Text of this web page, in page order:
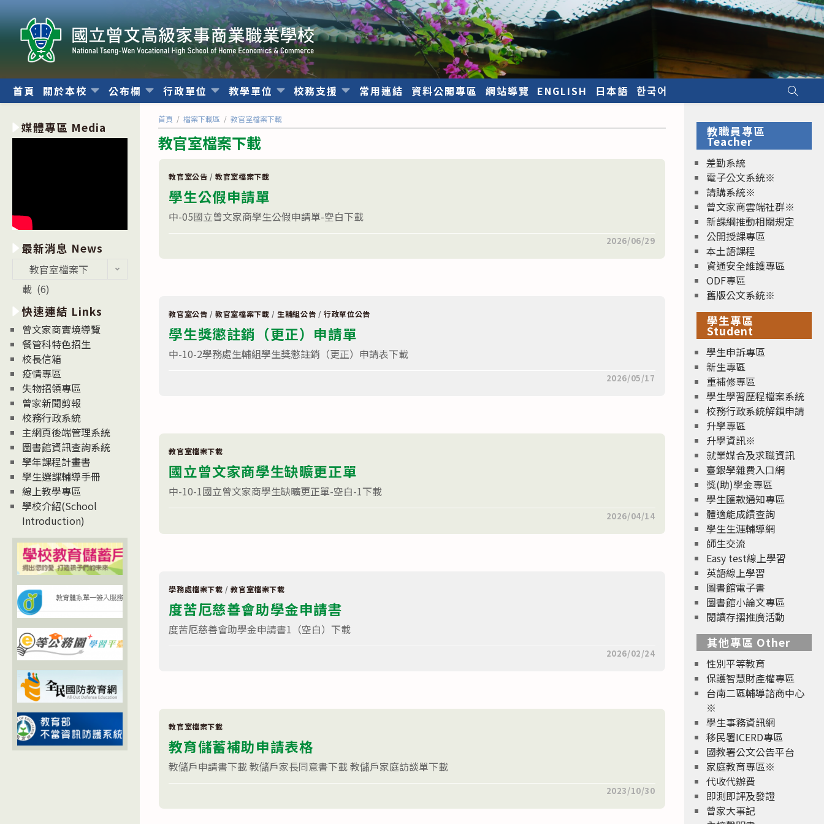
轉
內
首頁 關於本校 公布欄 行政單位 教學單位 校務支援 常用連結 資料公開專區 網站導覽 ENGLISH 日本語 한국어
教官室檔案下載
首頁 / 檔案下載區 / 教官室檔案下載
教官室公告 /教官室檔案下載
學生公假申請單
中-05國立曾文家商學生公假申請單-空白下載
生
中
2026/06/29
教官室公告 /教官室檔案下載 /生輔組公告 /行政單位公告
學生獎懲註銷（更正）申請單
中-10-2學務處生輔組學生獎懲註銷（更正）申請表下載
銷
正）
請
單〉
中
2026/05/17
教官室檔案下載
國立曾文家商學生缺曠更正單
中-10-1國立曾文家商學生缺曠更正單-空白-1下載
立
生
曠
更
正
單〉
2026/04/14
學務處檔案下載 /教官室檔案下載
度苦厄慈善會助學金申請書
度苦厄慈善會助學金申請書1（空白）下載
會
學
申
請
書〉
中
2026/02/24
教官室檔案下載
教育儲蓄補助申請表格
教儲戶申請書下載 教儲戶家長同意書下載 教儲戶家庭訪談單下載
育
2023/10/30
媒體專區 Media
最新消息 News
息
News
教官室檔案下
載 (6)
快速連結 Links
曾文家商實境導覽
餐管科特色招生
校長信箱
疫情專區
失物招領專區
曾家新聞剪報
校務行政系統
主網頁後端管理系統
圖書館資訊查詢系統
學年課程計畫書
學生選課輔導手冊
線上教學專區
學校介紹(School
Introduction)
教職員專區
Teacher
差勤系統
電子公文系統※
請購系統※
曾文家商雲端社群※
新課綱推動相關規定
公開授課專區
本土語課程
資通安全維護專區
ODF專區
舊版公文系統※
學生專區
Student
學生申訴專區
新生專區
重補修專區
學生學習歷程檔案系統
校務行政系統解鎖申請
升學專區
升學資訊※
就業媒合及求職資訊
臺銀學雜費入口網
獎(助)學金專區
學生匯款通知專區
體適能成績查詢
學生生涯輔導網
師生交流
Easy test線上學習
英語線上學習
圖書館電子書
圖書館小論文專區
閱讀存摺推廣活動
其他專區 Other
性別平等教育
保護智慧財產權專區
台南二區輔導諮商中心
※
學生事務資訊網
移民署ICERD專區
國教署公文公告平台
家庭教育專區※
代收代辦費
即測即評及發證
曾家大事記